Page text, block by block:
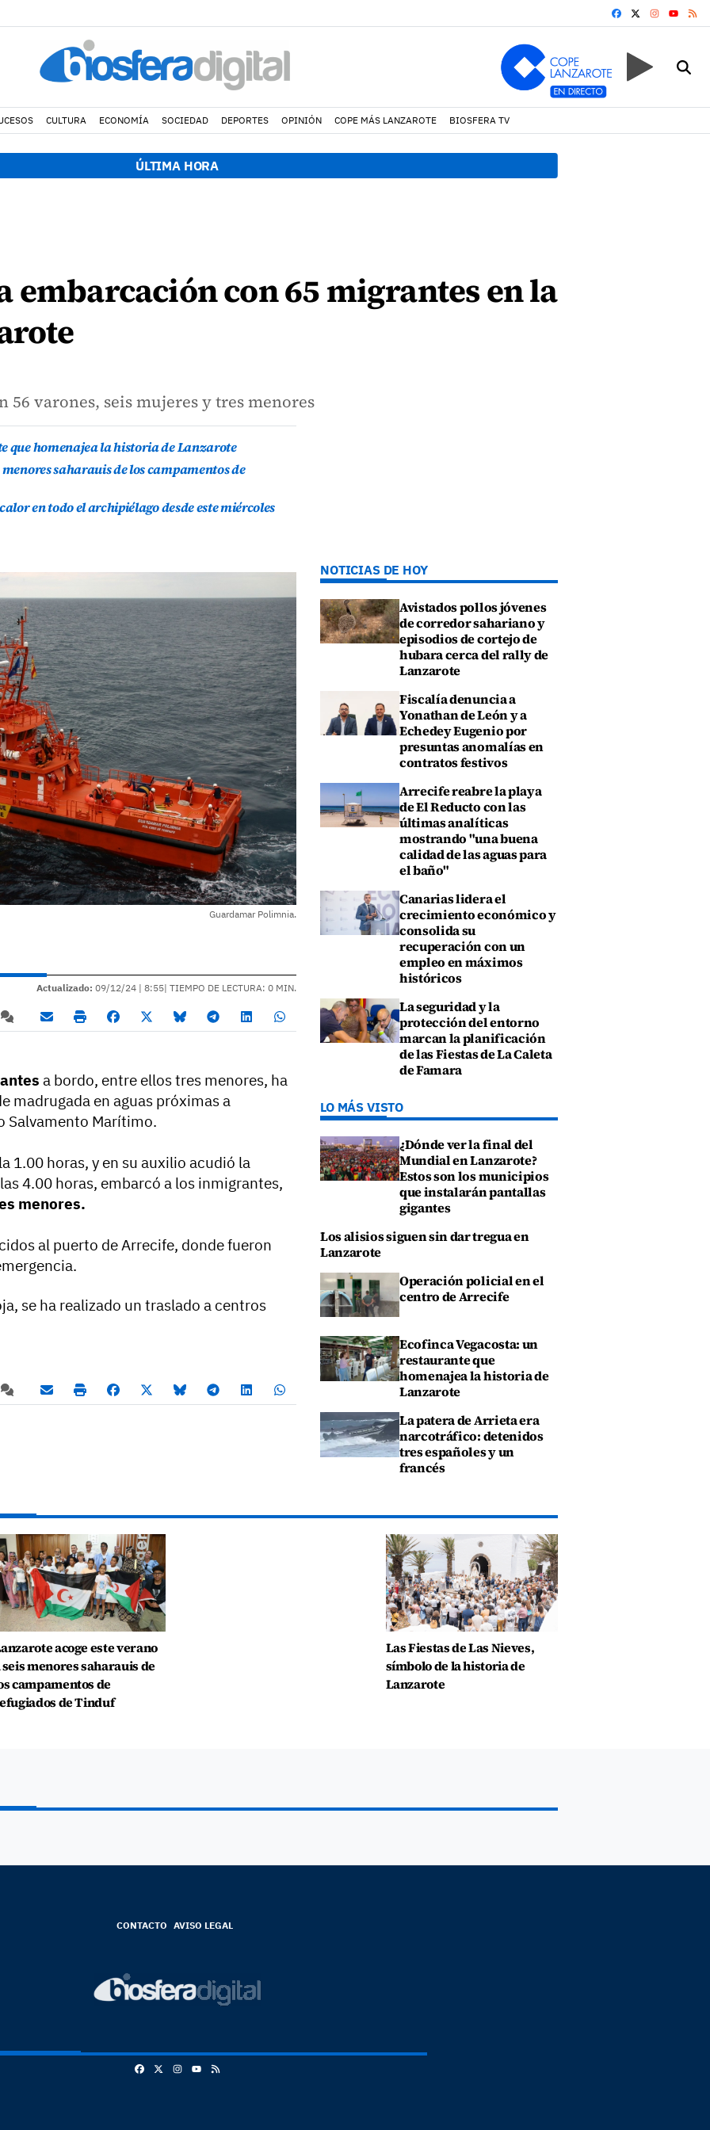
FACEBOOK
YOUTUBE
CULTURA ECONOMÍA SOCIEDAD DEPORTES OPINIÓN COPE MÁS LANZAROTE BIOSFERA TV
ÚLTIMA HORA
embarcación con 65 migrantes en la
56 varones, seis mujeres y tres menores
que homenajea la historia de Lanzarote
saharauis de los campamentos de
en todo el archipiélago desde este miércoles
Guardamar Polimnia.
Actualizado: 09/12/24 | 8:55| TIEMPO DE LECTURA: 0 MIN.
a bordo, entre ellos tres menores, ha
madrugada en aguas próximas a
Salvamento Marítimo.
1.00 horas, y en su auxilio acudió la
4.00 horas, embarcó a los inmigrantes,
menores.
al puerto de Arrecife, donde fueron
se ha realizado un traslado a centros
NOTICIAS DE HOY
Avistados pollos jóvenes
de corredor sahariano y
episodios de cortejo de
hubara cerca del rally de
Lanzarote
Fiscalía denuncia a
Yonathan de León y a
Echedey Eugenio por
presuntas anomalías en
contratos festivos
Arrecife reabre la playa
de El Reducto con las
últimas analíticas
mostrando "una buena
calidad de las aguas para
el baño"
Canarias lidera el
crecimiento económico y
consolida su
recuperación con un
empleo en máximos
históricos
La seguridad y la
protección del entorno
marcan la planificación
de las Fiestas de La Caleta
de Famara
LO MÁS VISTO
¿Dónde ver la final del
Mundial en Lanzarote?
Estos son los municipios
que instalarán pantallas
gigantes
Los alisios siguen sin dar tregua en
Lanzarote
Operación policial en el
centro de Arrecife
Ecofinca Vegacosta: un
restaurante que
homenajea la historia de
Lanzarote
La patera de Arrieta era
narcotráfico: detenidos
tres españoles y un
francés
acoge este verano
seis menores saharauis de
campamentos de
de Tinduf
Las Fiestas de Las Nieves,
símbolo de la historia de
Lanzarote
CONTACTO AVISO LEGAL
FacebookInstagram